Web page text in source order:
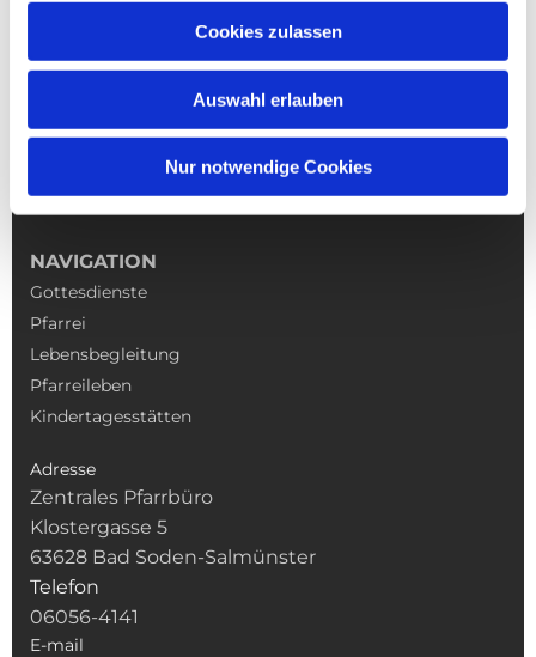
Cookies zulassen
Auswahl erlauben
Nur notwendige Cookies
NAVIGATION
Gottesdienste
Pfarrei
Lebensbegleitung
Pfarreileben
Kindertagesstätten
Adresse
Zentrales Pfarrbüro
Klostergasse 5
63628 Bad Soden-Salmünster
Telefon
06056-4141
E-mail